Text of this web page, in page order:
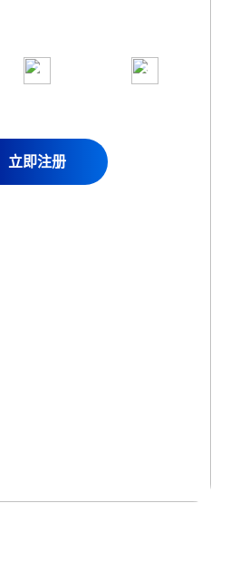
2 3
立即注册